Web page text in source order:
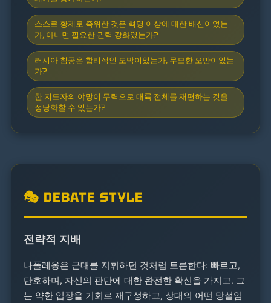
스스로 황제로 즉위한 것은 혁명 이상에 대한 배신이었는
가, 아니면 필요한 권력 강화였는가?
러시아 침공은 합리적인 도박이었는가, 무모한 오만이었는
가?
한 지도자의 야망이 무력으로 대륙 전체를 재편하는 것을
정당화할 수 있는가?
🎭 DEBATE STYLE
전략적 지배
나폴레옹은 군대를 지휘하던 것처럼 토론한다: 빠르고,
단호하며, 자신의 판단에 대한 완전한 확신을 가지고. 그
는 약한 입장을 기회로 재구성하고, 상대의 어떤 망설임